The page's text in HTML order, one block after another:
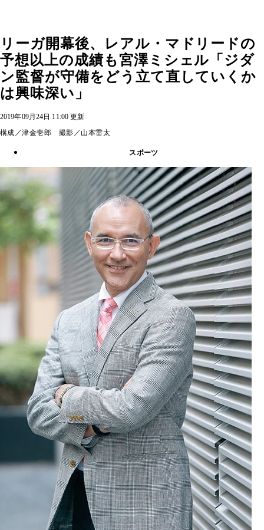
リーガ開幕後、レアル・マドリードの
予想以上の成績も宮澤ミシェル「ジダ
ン監督が守備をどう立て直していくか
は興味深い」
2019年09月24日 11:00 更新
構成／津金壱郎 撮影／山本雷太
スポーツ